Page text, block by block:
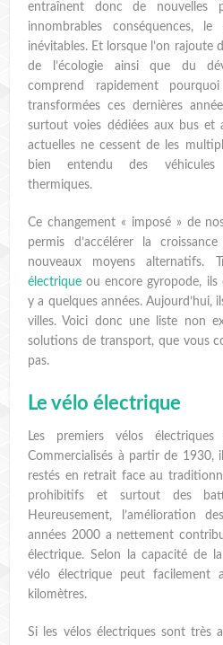
entraînent donc de nouvelles
innombrables conséquences,
inévitables. Et lorsque l’on rajoute
de l’écologie ainsi que du
comprend rapidement
transformées ces dernières
surtout voies dédiées aux bus et
actuelles ne cessent de les
bien entendu des véhicules
thermiques.
Ce changement « imposé » de
permis d’accélérer la
nouveaux moyens alternatifs.
électrique ou encore gyropode, ils
y a quelques années. Aujourd’hui,
villes. Voici donc une liste non
solutions de transport, que vous
pas.
Le vélo électrique
Les premiers vélos
Commercialisés à partir de 1930,
restés en retrait face au
prohibitifs et surtout des
Heureusement, l’amélioration
années 2000 a nettement
électrique. Selon la capacité de
vélo électrique peut
kilomètres.
Si les vélos électriques sont très